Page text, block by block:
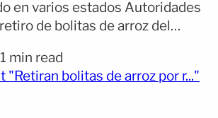
en varios estados Autoridades
de bolitas de arroz del
La medida fue anunciada
Corporation. Afecta a lotes
min read
"Retiran bolitas de arroz por r..."